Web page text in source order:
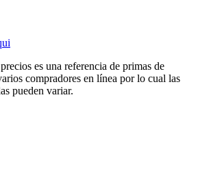
es una referencia de primas de
compradores en línea por lo cual las
pueden variar.